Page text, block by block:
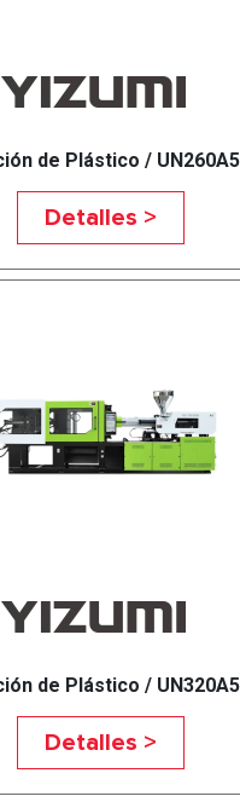
de Plástico / UN260A5
Detalles >
de Plástico / UN320A5
Detalles >